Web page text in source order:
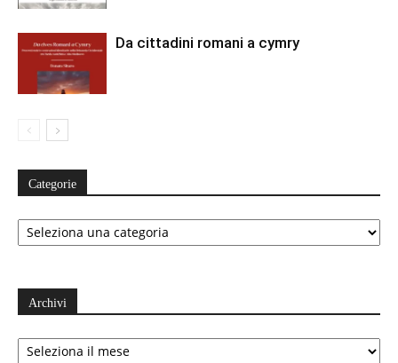
Da cittadini romani a cymry
Categorie
Categorie
Archivi
Archivi